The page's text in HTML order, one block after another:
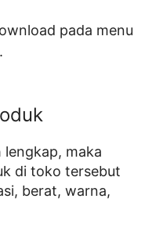
pada menu
maka
di toko tersebut
berat, warna,